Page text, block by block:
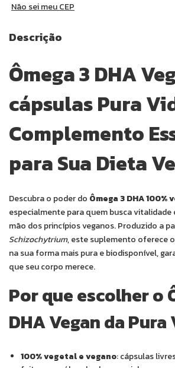
Não sei meu CEP
Descrição
Ômega 3 DHA
cápsulas Pura
Complemento
para Sua Dieta
Descubra o poder do Ômega 3 DHA 100%
especialmente para quem busca vitalidade
mão dos princípios veganos. Produzido a
Schizochytrium, este suplemento oferece o
na sua forma mais pura e biodisponível,
que seu corpo merece.
Por que escolher o
DHA Vegan da Pura
100% vegetal e vegano: cápsulas